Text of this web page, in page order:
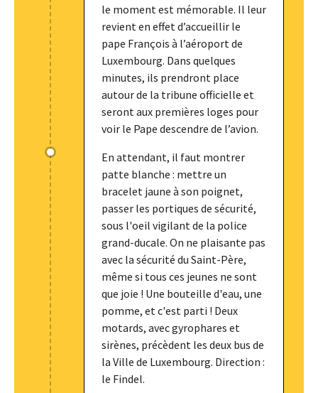
le moment est mémorable. Il leur
revient en effet d’accueillir le
pape François à l’aéroport de
Luxembourg. Dans quelques
minutes, ils prendront place
autour de la tribune officielle et
seront aux premières loges pour
voir le Pape descendre de l’avion.
En attendant, il faut montrer
patte blanche : mettre un
bracelet jaune à son poignet,
passer les portiques de sécurité,
sous l'oeil vigilant de la police
grand-ducale. On ne plaisante pas
avec la sécurité du Saint-Père,
même si tous ces jeunes ne sont
que joie ! Une bouteille d'eau, une
pomme, et c'est parti ! Deux
motards, avec gyrophares et
sirènes, précèdent les deux bus de
la Ville de Luxembourg. Direction :
le Findel.